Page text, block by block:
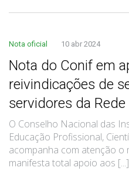
Nota oficial 10 abr 2024
Nota do Conif em
reivindicações de
servidores da Rede
O Conselho Nacional das
Educação Profissional,
acompanha com atenção o
manifesta total apoio aos [...]